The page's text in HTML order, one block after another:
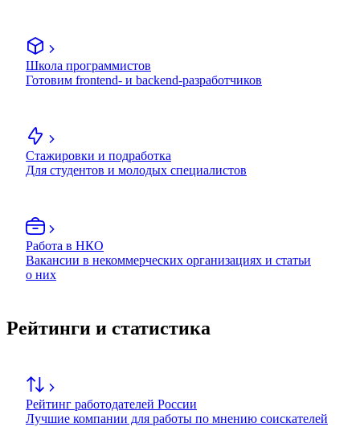
Школа программистов
Готовим frontend- и backend-разработчиков
Стажировки и подработка
Для студентов и молодых специалистов
Работа в НКО
Вакансии в некоммерческих организациях и статьи
о них
Рейтинги и статистика
Рейтинг работодателей России
Лучшие компании для работы по мнению соискателей